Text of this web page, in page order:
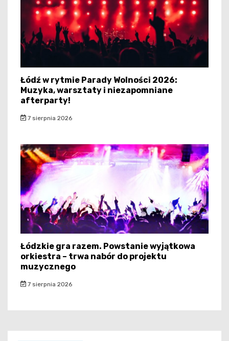
Łódź w rytmie Parady Wolności 2026:
Muzyka, warsztaty i niezapomniane
afterparty!
7 sierpnia 2026
Łódzkie gra razem. Powstanie wyjątkowa
orkiestra – trwa nabór do projektu
muzycznego
7 sierpnia 2026